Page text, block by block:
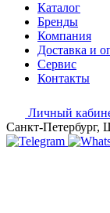
Каталог
Бренды
Компания
Доставка и
Сервис
Контакты
Личный
Санкт-Петербург,